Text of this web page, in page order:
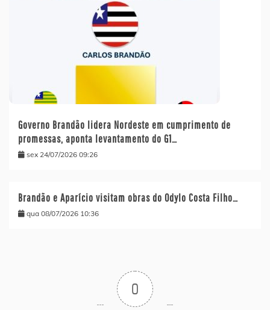
Governo Brandão lidera Nordeste em cumprimento de
promessas, aponta levantamento do G1…
sex 24/07/2026 09:26
Brandão e Aparício visitam obras do Odylo Costa Filho…
qua 08/07/2026 10:36
0